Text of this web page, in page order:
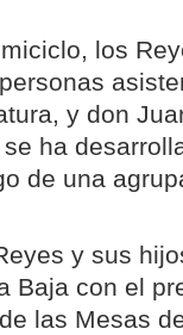
los
y don
ha
de una
y sus
Baja con el
las Mesas